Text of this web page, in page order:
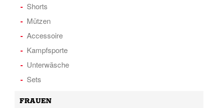
Shorts
Mützen
Accessoire
Kampfsporte
Unterwäsche
Sets
FRAUEN